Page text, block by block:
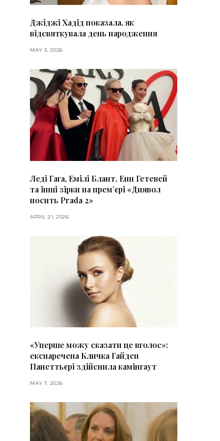
Джіджі Хадід показала, як
відсвяткувала день народження
MAY 3, 2026
Леді Гага, Емілі Блант, Енн Гетевей
та інші зірки на премʼєрі «Диявол
носить Prada 2»
APRIL 21, 2026
«Уперше можу сказати це вголос»:
екснаречена Кличка Гайден
Панеттьєрі здійснила камінгаут
MAY 7, 2026